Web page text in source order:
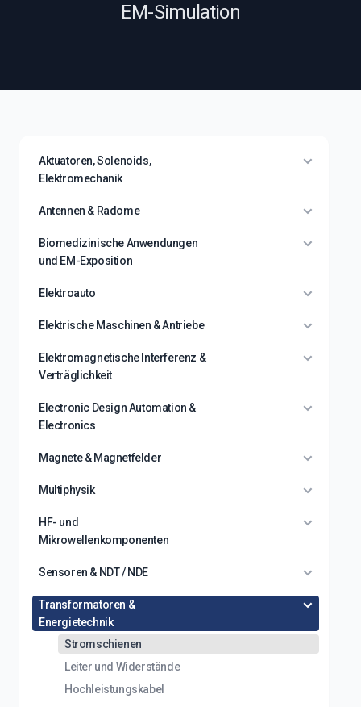
EM-Simulation
Aktuatoren, Solenoids,
Elektromechanik
Antennen & Radome
Biomedizinische Anwendungen
und EM-Exposition
Elektroauto
Elektrische Maschinen & Antriebe
Elektromagnetische Interferenz &
Verträglichkeit
Electronic Design Automation &
Electronics
Magnete & Magnetfelder
Multiphysik
HF- und
Mikrowellenkomponenten
Sensoren & NDT / NDE
Transformatoren &
Energietechnik
Stromschienen
Leiter und Widerstände
Hochleistungskabel